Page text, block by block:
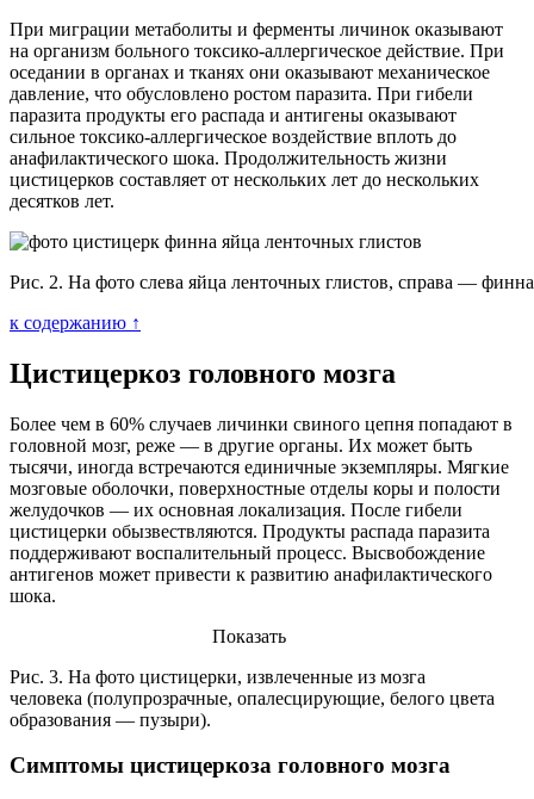
При миграции метаболиты и ферменты личинок оказывают
на организм больного токсико-аллергическое действие. При
оседании в органах и тканях они оказывают механическое
давление, что обусловлено ростом паразита. При гибели
паразита продукты его распада и антигены оказывают
сильное токсико-аллергическое воздействие вплоть до
анафилактического шока. Продолжительность жизни
цистицерков составляет от нескольких лет до нескольких
десятков лет.
Рис. 2. На фото слева яйца ленточных глистов, справа —
к содержанию ↑
Цистицеркоз головного мозга
Более чем в 60% случаев личинки свиного цепня попадают в
головной мозг, реже — в другие органы. Их может быть
тысячи, иногда встречаются единичные экземпляры. Мягкие
мозговые оболочки, поверхностные отделы коры и полости
желудочков — их основная локализация. После гибели
цистицерки обызвествляются. Продукты распада паразита
поддерживают воспалительный процесс. Высвобождение
антигенов может привести к развитию анафилактического
шока.
Показать
Рис. 3. На фото цистицерки, извлеченные из мозга
человека (полупрозрачные, опалесцирующие, белого цвета
образования — пузыри).
Симптомы цистицеркоза головного мозга